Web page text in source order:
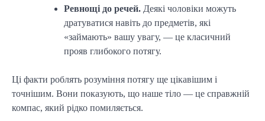
Ревнощі до речей. Деякі чоловіки можуть
дратуватися навіть до предметів, які
«займають» вашу увагу, — це класичний
прояв глибокого потягу.
Ці факти роблять розуміння потягу ще цікавішим і
точнішим. Вони показують, що наше тіло — це справжній
компас, який рідко помиляється.